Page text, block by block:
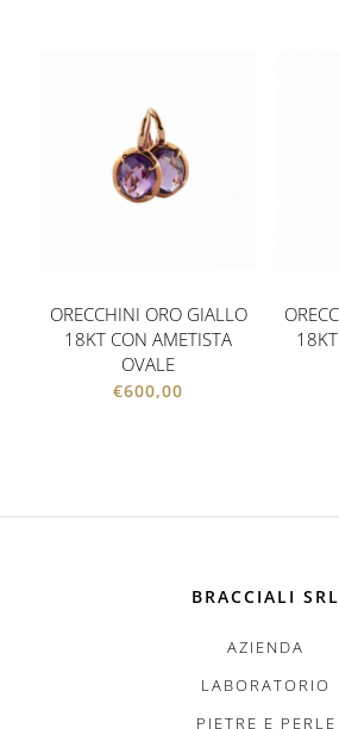
ORECCHINI ORO GIALLO
18KT CON AMETISTA
OVALE
€600,00
BRACCIALI SRL
AZIENDA
LABORATORIO
PIETRE E PERLE